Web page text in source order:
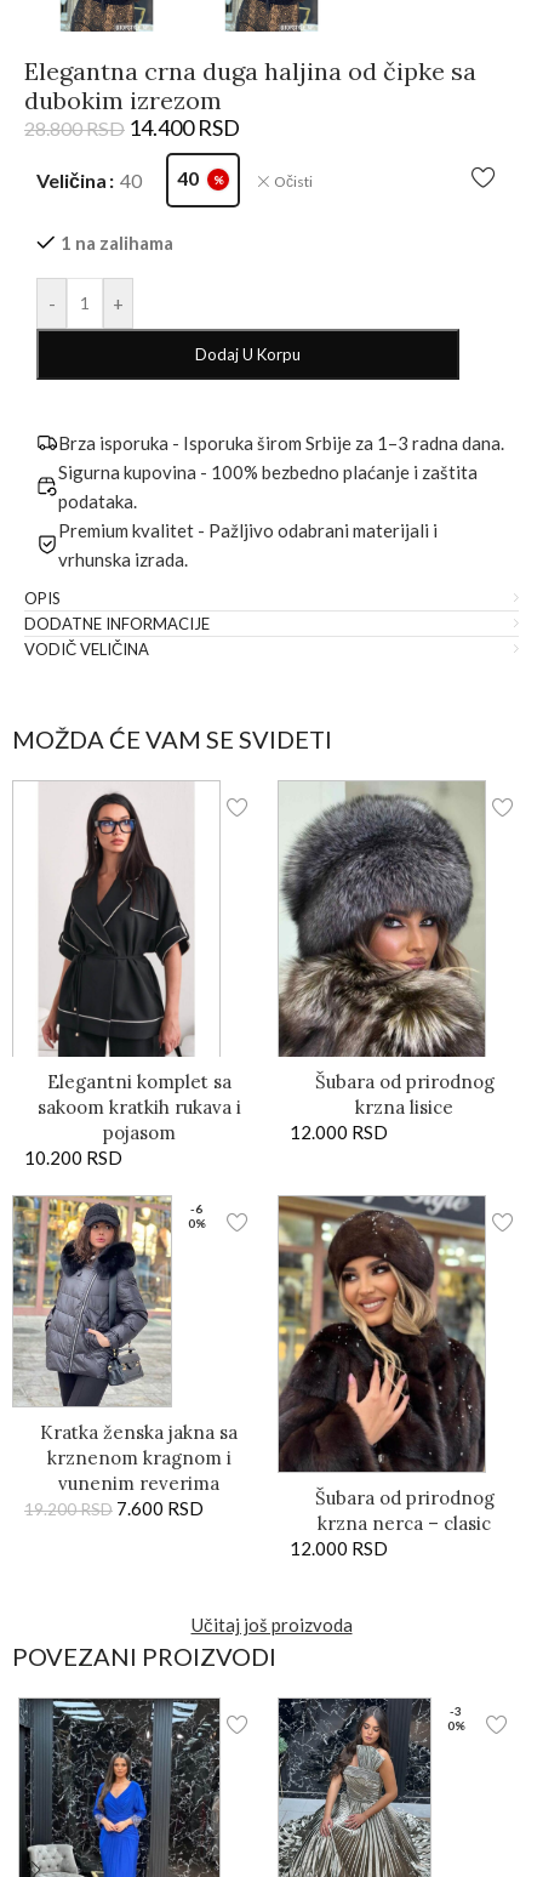
Elegantna crna duga haljina od čipke sa
dubokim izrezom
28.800RSD 14.400RSD
Veličina 40 40 % Očisti
1 na zalihama
- +
Dodaj U Korpu
Brza isporuka - Isporuka širom Srbije za 1–3 radna dana.
Sigurna kupovina - 100% bezbedno plaćanje i zaštita
podataka.
Premium kvalitet - Pažljivo odabrani materijali i
vrhunska izrada.
OPIS
DODATNE INFORMACIJE
VODIČ VELIČINA
MOŽDA ĆE VAM SE SVIDETI
Elegantni komplet sa
sakoom kratkih rukava i
pojasom
10.200 RSD
Šubara od prirodnog
krzna lisice
12.000 RSD
-6
0%
Kratka ženska jakna sa
krznenom kragnom i
vunenim reverima
19.200RSD 7.600 RSD
Šubara od prirodnog
krzna nerca – clasic
12.000 RSD
Učitaj još proizvoda
POVEZANI PROIZVODI
-3
0%